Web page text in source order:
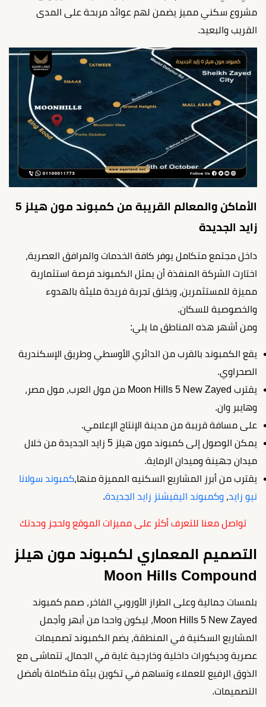
مشروع سكني مميز يضمن لهم عوائد مربحة على المدى
القريب والبعيد.
الأماكن والمعالم القريبة من كمبوند مون هيلز 5
زايد الجديدة
داخل مجتمع متكامل يوفر كافة الخدمات والمرافق العصرية،
اختارت الشركة المنفذة أن يمثل الكمبوند فرصة استثمارية
مميزة للمستثمرين، ويخلق تجربة فريدة مليئة بالهدوء
والخصوصية للسكان.
ومن أشهر هذه المناطق ما يلي:
يقع الكمبوند بالقرب من الدائري الأوسطي وطريق الإسكندرية
الصحراوي.
يقترب Moon Hills 5 New Zayed من مول العرب، مول مصر،
وهايبر وان.
على مسافة قريبة من مدينة الإنتاج الإعلامي.
يمكن الوصول إلى كمبوند مون هيلز 5 زايد الجديدة من خلال
ميدان جهينة وميدان الرماية.
يقترب من أبرز المشاريع السكنيه المميزة منها،كمبوند سولانا
نيو زايد، وكمبوند اليفيشنز زايد الجديدة.
تواصل معنا للتعرف أكثر على مميزات الموقع ولحجز وحدتك
التصميم المعماري لكمبوند مون هيلز
Moon Hills Compound
بلمسات جمالية وعلى الطراز الأوروبي الفاخر، صمم كمبوند
Moon Hills 5 New Zayed، ليكون واحدا من أبهر وأجمل
المشاريع السكنية في المنطقة، يضم الكمبوند تصميمات
عصرية وديكورات داخلية وخارجية غاية في الجمال، تتماشى مع
الذوق الرفيع للعملاء وتساهم في تكوين بيئة متكاملة بأفضل
التصميمات.